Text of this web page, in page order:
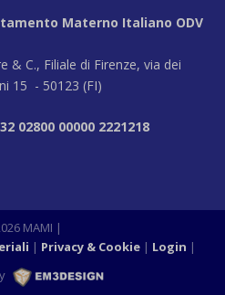
Materno Italiano ODV
& C., Filiale di Firenze, via dei
15 - 50123 (FI)
02800 00000 2221218
MAMI |
Privacy & Cookie Login |